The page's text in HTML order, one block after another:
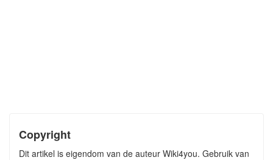
Copyright
Dit artikel is eigendom van de auteur Wiki4you. Gebruik van